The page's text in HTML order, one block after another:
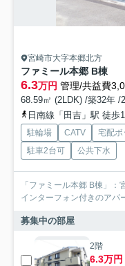
宮崎市大字本郷北方
ファミール本郷 B棟
6.3万円 管理/共益費
68.59㎡ (2LDK) /築32年 /
日南線「田吉」駅 徒歩
駐輪場 CATV 宅配ボ
駐車2台可
公共下水
「ファミール本郷 B棟」
インターフォン付きのアパ
募集中の部屋
2階
6.3万円